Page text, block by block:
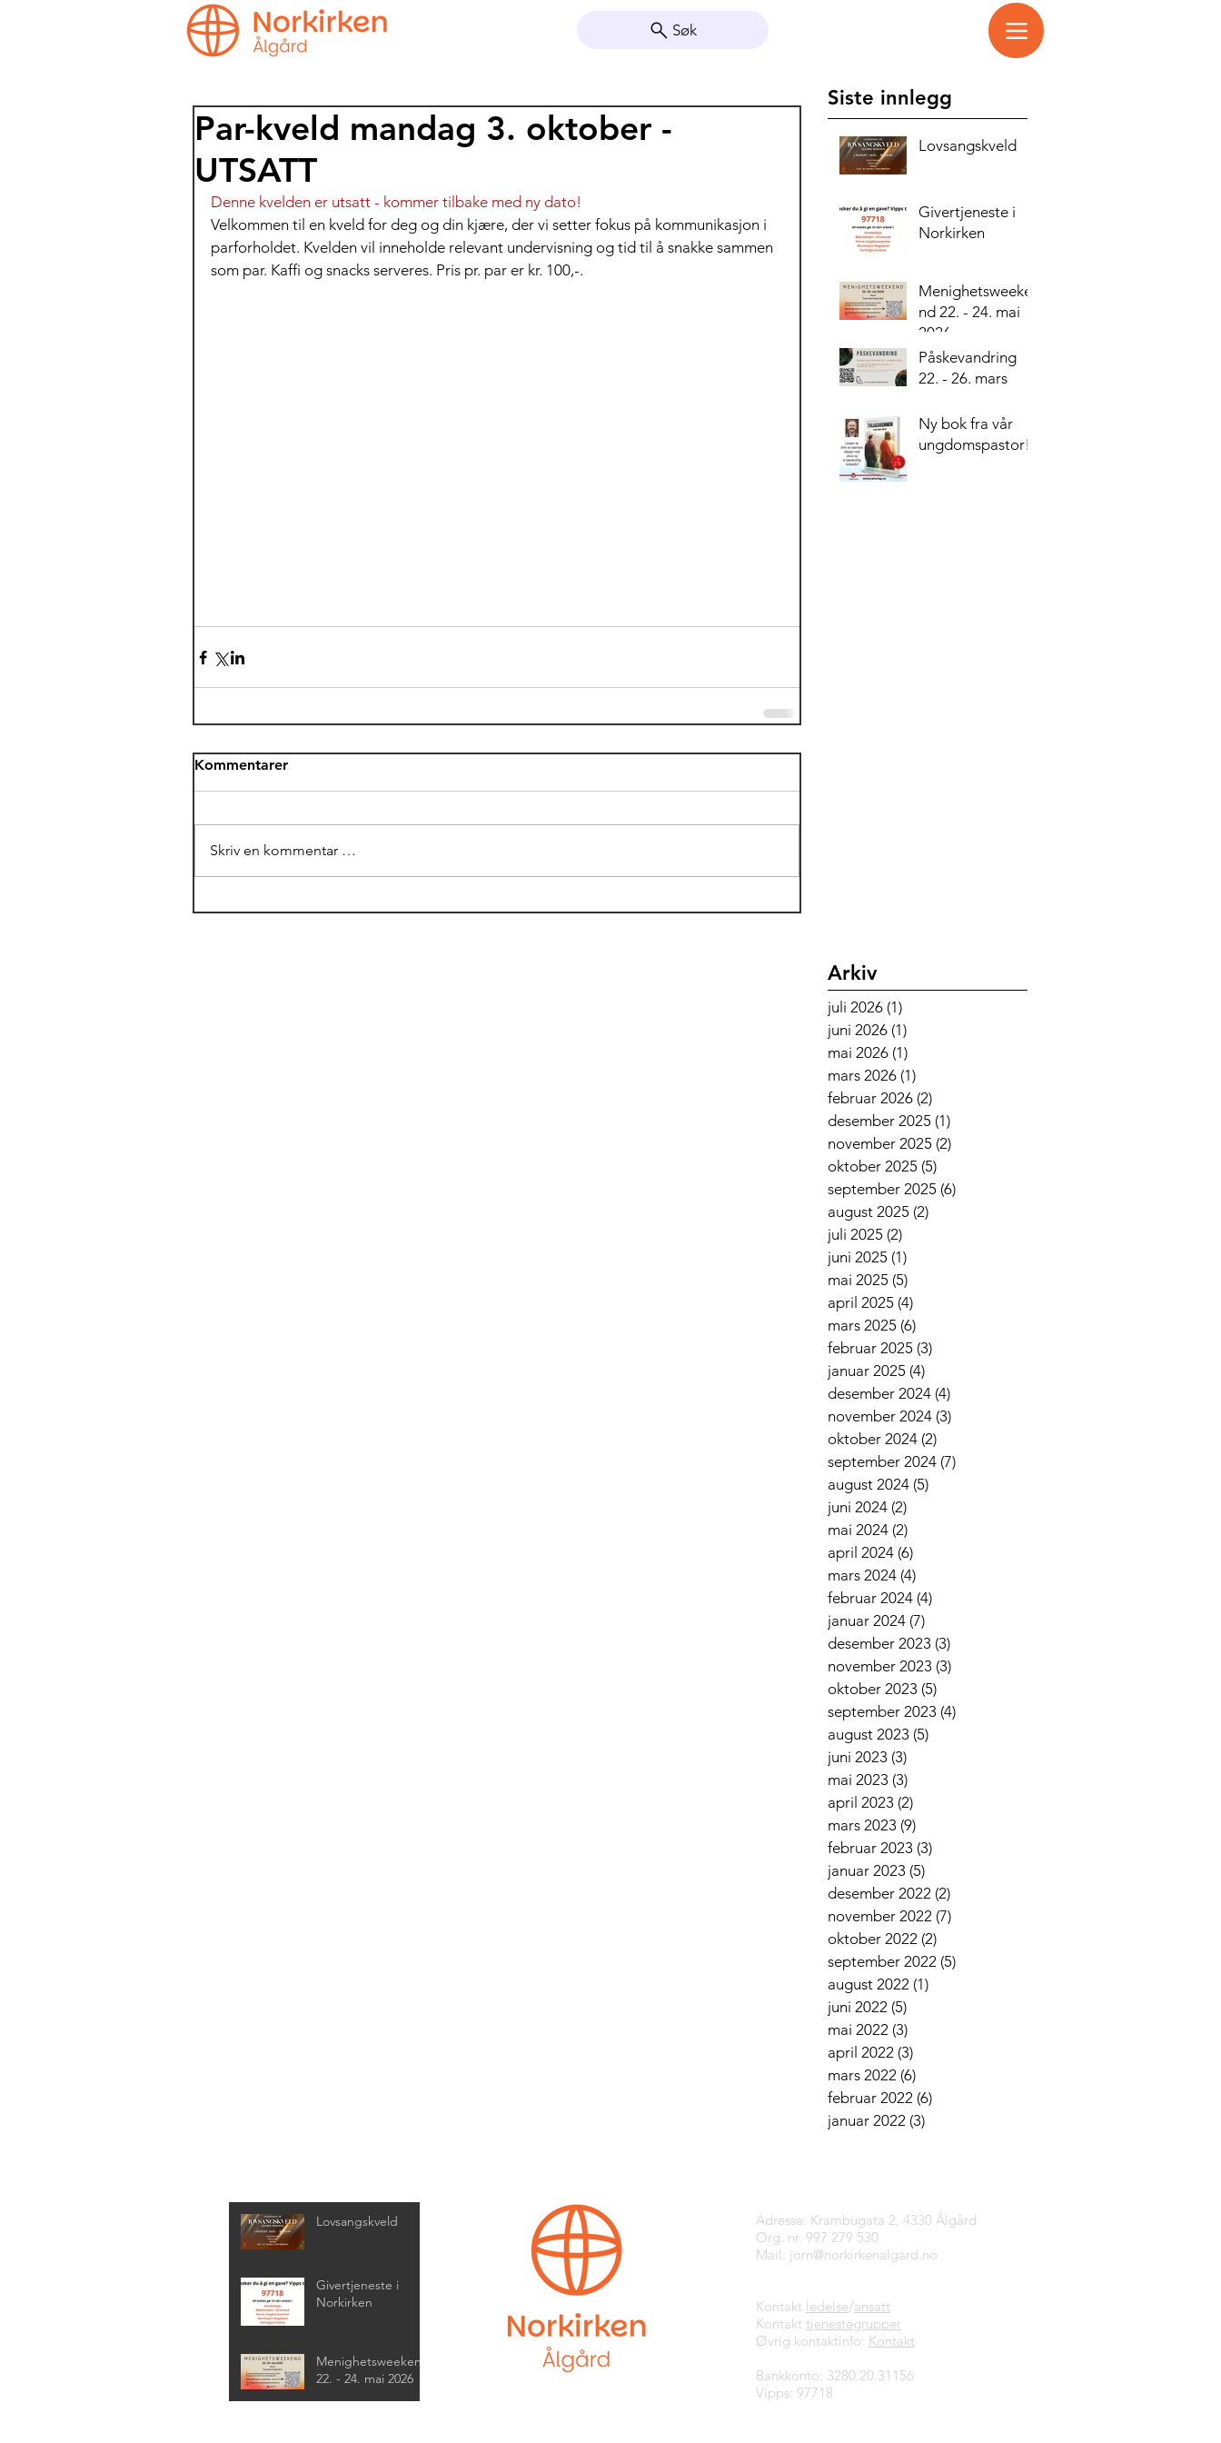
Søk
Par-kveld mandag 3. oktober -
UTSATT
Denne kvelden er utsatt - kommer tilbake med ny dato!
Velkommen til en kveld for deg og din kjære, der vi setter fokus på kommunikasjon i
parforholdet. Kvelden vil inneholde relevant undervisning og tid til å snakke sammen
som par. Kaffi og snacks serveres. Pris pr. par er kr. 100,-.
Kommentarer
Skriv en kommentar …
Siste innlegg
Lovsangskveld
Givertjeneste i
Norkirken
Menighetsweeke
nd 22. - 24. mai
2026
Påskevandring
22. - 26. mars
Ny bok fra vår
ungdomspastor!
Arkiv
juli 2026 (1)
juni 2026 (1)
mai 2026 (1)
mars 2026 (1)
februar 2026 (2)
desember 2025 (1)
november 2025 (2)
oktober 2025 (5)
september 2025 (6)
august 2025 (2)
juli 2025 (2)
juni 2025 (1)
mai 2025 (5)
april 2025 (4)
mars 2025 (6)
februar 2025 (3)
januar 2025 (4)
desember 2024 (4)
november 2024 (3)
oktober 2024 (2)
september 2024 (7)
august 2024 (5)
juni 2024 (2)
mai 2024 (2)
april 2024 (6)
mars 2024 (4)
februar 2024 (4)
januar 2024 (7)
desember 2023 (3)
november 2023 (3)
oktober 2023 (5)
september 2023 (4)
august 2023 (5)
juni 2023 (3)
mai 2023 (3)
april 2023 (2)
mars 2023 (9)
februar 2023 (3)
januar 2023 (5)
desember 2022 (2)
november 2022 (7)
oktober 2022 (2)
september 2022 (5)
august 2022 (1)
juni 2022 (5)
mai 2022 (3)
april 2022 (3)
mars 2022 (6)
februar 2022 (6)
januar 2022 (3)
Lovsangskveld
Givertjeneste i
Norkirken
Menighetsweekend
22. - 24. mai 2026
Adresse: Krambugata 2, 4330 Ålgård
Org. nr. 997 279 530
Mail: jorn@norkirkenalgard.no
Kontakt ledelse/ansatt
Kontakt tjenestegrupper
Øvrig kontaktinfo: Kontakt
Bankkonto: 3280.20.31156
Vipps: 97718